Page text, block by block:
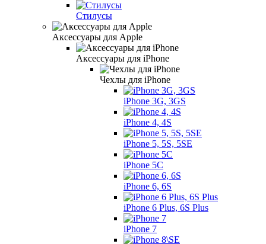
Стилусы
Аксессуары для Apple
Аксессуары для iPhone
Чехлы для iPhone
iPhone 3G, 3GS
iPhone 4, 4S
iPhone 5, 5S, 5SE
iPhone 5C
iPhone 6, 6S
iPhone 6 Plus, 6S Plus
iPhone 7